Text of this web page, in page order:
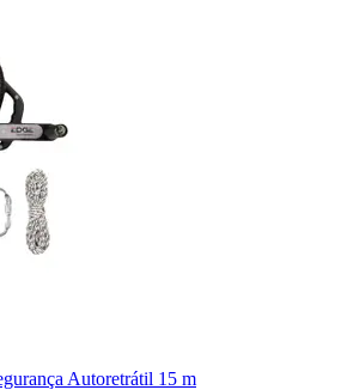
Autoretrátil 15 m